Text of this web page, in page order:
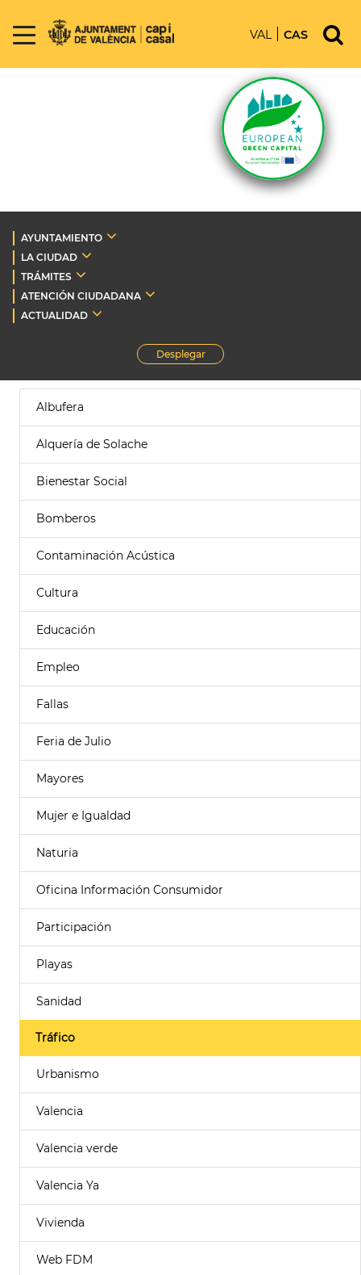
VAL CAS
AYUNTAMIENTO
LA CIUDAD
TRÁMITES
ATENCIÓN CIUDADANA
ACTUALIDAD
Desplegar
Albufera
Alquería de Solache
Bienestar Social
Bomberos
Contaminación Acústica
Cultura
Educación
Empleo
Fallas
Feria de Julio
Mayores
Mujer e Igualdad
Naturia
Oficina Información Consumidor
Participación
Playas
Sanidad
Tráfico
Urbanismo
Valencia
Valencia verde
Valencia Ya
Vivienda
Web FDM